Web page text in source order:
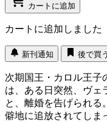
カートに追加
カートに追加しました
新刊通知 後で買う
次期国王・カロル王子
は、ある日突然、ヴェ
と、離婚を告げられる。
僻地に追放されてしま